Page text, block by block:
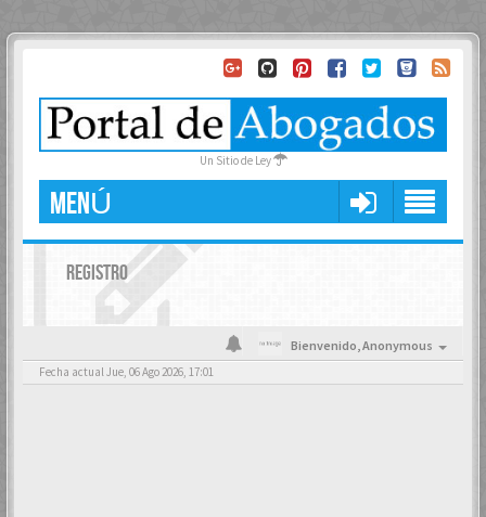
Un Sitio de Ley
MENÚ
REGISTRO
Bienvenido,Anonymous
Fecha actual Jue, 06 Ago 2026, 17:01